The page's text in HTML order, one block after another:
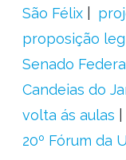
São Félix
proposição
Senado
Candeias do
volta ás aulas
20º Fórum da